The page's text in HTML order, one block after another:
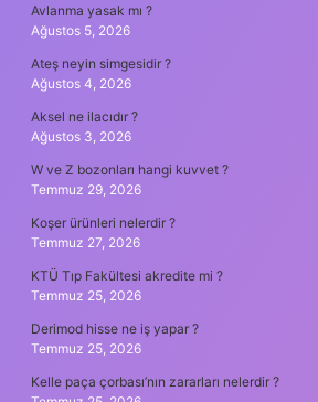
Avlanma yasak mı ?
Ağustos 5, 2026
Ateş neyin simgesidir ?
Ağustos 4, 2026
Aksel ne ilacıdır ?
Ağustos 3, 2026
W ve Z bozonları hangi kuvvet ?
Temmuz 29, 2026
Koşer ürünleri nelerdir ?
Temmuz 27, 2026
KTÜ Tıp Fakültesi akredite mi ?
Temmuz 25, 2026
Derimod hisse ne iş yapar ?
Temmuz 25, 2026
Kelle paça çorbası’nın zararları nelerdir ?